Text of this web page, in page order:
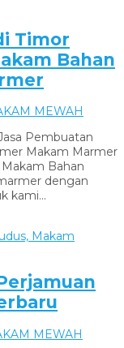
Timor
Bahan
MEWAH
Pembuatan
Makam Marmer
Bahan
dengan
kami...
MEWAH